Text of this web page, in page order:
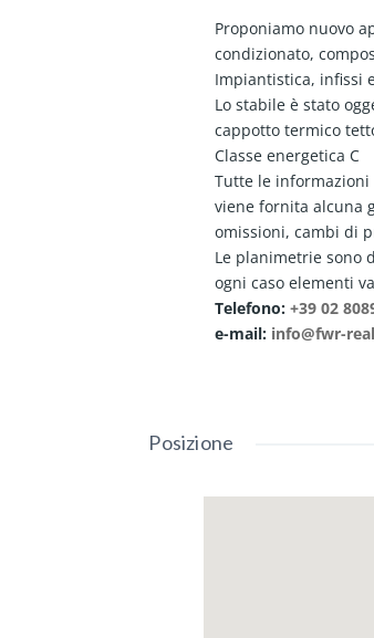
Proponiamo nuovo
condizionato,
Impiantistica, infissi
Lo stabile è stato
cappotto termico
Classe energetica C
Tutte le
viene fornita alcuna
omissioni, cambi di
Le planimetrie sono
ogni caso elementi
Telefono:+39 02
e-mail: info@fwr-
Posizione